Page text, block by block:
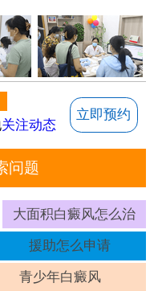
关注动态
立即预约
问题
大面积白癜风怎么治
援助怎么申请
青少年白癜风